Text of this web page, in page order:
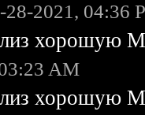
28-2021, 04:36
хорошую
AM
хорошую